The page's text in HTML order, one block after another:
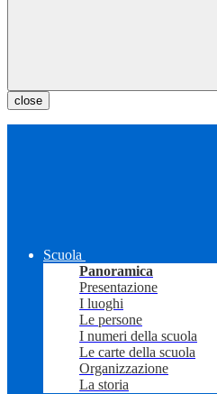
close
Scuola
Panoramica
Presentazione
I luoghi
Le persone
I numeri della scuola
Le carte della scuola
Organizzazione
La storia